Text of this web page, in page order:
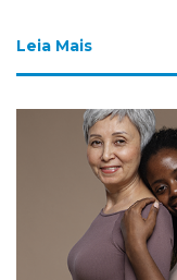
Leia Mais